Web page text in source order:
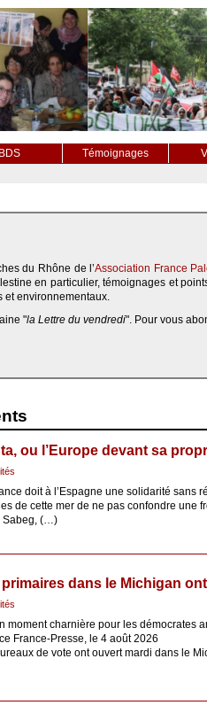
BDS Témoignages
du Rhône de l’Association France
en particulier, témoignages et
et environnementaux.
"la Lettre du vendredi". Pour vous
ou l’Europe devant sa
doit à l’Espagne une solidarité sans
de cette mer de ne pas confondre une
Sabeg, (…)
primaires dans le Michigan
moment charnière pour les démocrates
France-Presse, le 4 août 2026
de vote ont ouvert mardi dans le